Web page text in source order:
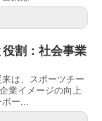
割：社会事業
は、スポーツチー
業イメージの向上
ボー...